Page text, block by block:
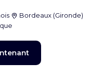
Bordeaux(Gironde)